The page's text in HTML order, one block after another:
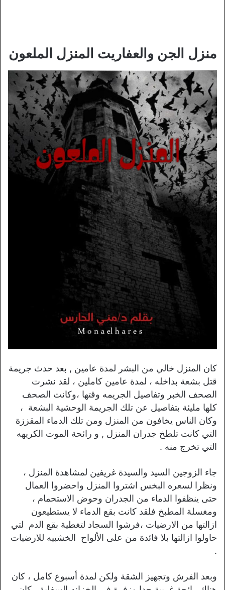
منزل الجن والعفاريت المنزل الملعون
كان المنزل خالي من البشر لمدة عامين , بعد حدث جريمة
قتل بشعة بداخله ، لمدة عامين كاملين ، لقد نشرت
الصحف الخبر وتفاصيل الجريمه وقتها ،وكانت الصحف
كلها مليئة بتفاصيل عن تلك الجريمة الوحشية البشعة ،
وكان الناس يخافون من المنزل ومن تلك الدماء المقززة
التي كانت تلطخ جدران المنزل , و رائحة الموت الكريهه
التي تخرج منه .
جاء الزوجين السيد والسيدة غريفين لمشاهدة المنزل ،
ونظرا لسعره البخس اشتروا المنزل واحضروا العمال
حتى ينظفوا الدماء من الجدران وحوض الاستحمام ،
ومغسلة المطبخ فلقد كانت بقع الدماء لا يستطيعون
ازالتها من الارضيات ،فرشوا السجاد لتغطية بقع الدم لتي
حاولوا ازالتها بلا فائدة من على الألواح الخشبيه للارضيات
.
وبعد الفرش وتجهيز الشقة ولكن لمدة أسبوع كامل ، كان